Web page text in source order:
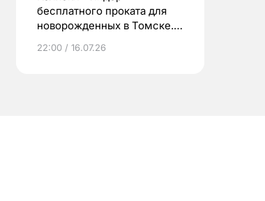
бесплатного проката для
новорожденных в Томске.
22:00 / 16.07.26